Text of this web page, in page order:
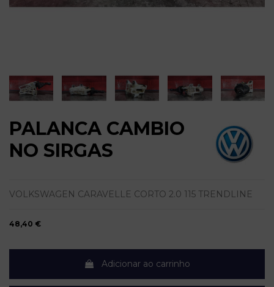
PALANCA CAMBIO
NO SIRGAS
VOLKSWAGEN CARAVELLE CORTO 2.0 115 TRENDLINE
48,40 €
Adicionar ao carrinho